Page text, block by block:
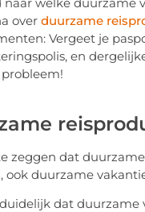
over duurzame
Vergeet je
en
zeggen dat
ook duurzame
dat